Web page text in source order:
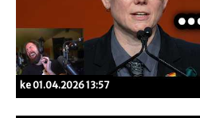
ke 01.04.2026 13:57